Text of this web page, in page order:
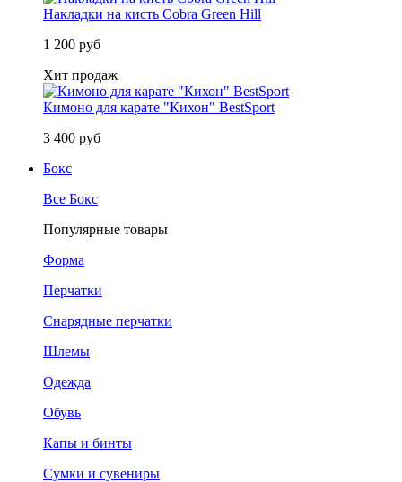
Накладки на кисть Cobra Green Hill
1 200 руб
Хит продаж
Кимоно для карате "Кихон" BestSport
3 400 руб
Бокс
Все Бокс
Популярные товары
Форма
Перчатки
Снарядные перчатки
Шлемы
Одежда
Обувь
Капы и бинты
Сумки и сувениры